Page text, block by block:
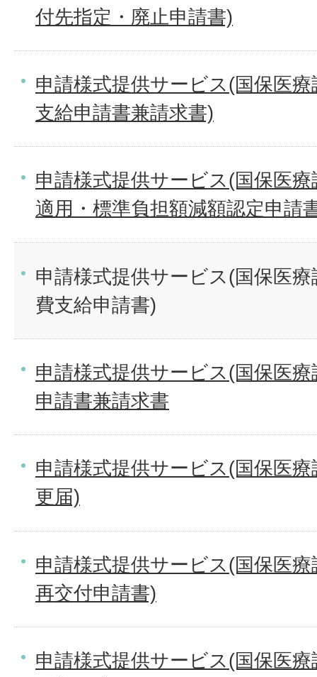
付先指定・廃止申請書)
申請様式提供サービス(国保医
支給申請書兼請求書)
申請様式提供サービス(国保医
適用・標準負担額減額認定申請
申請様式提供サービス(国保医
費支給申請書)
申請様式提供サービス(国保医
申請書兼請求書
申請様式提供サービス(国保医
更届)
申請様式提供サービス(国保医
再交付申請書)
申請様式提供サービス(国保医